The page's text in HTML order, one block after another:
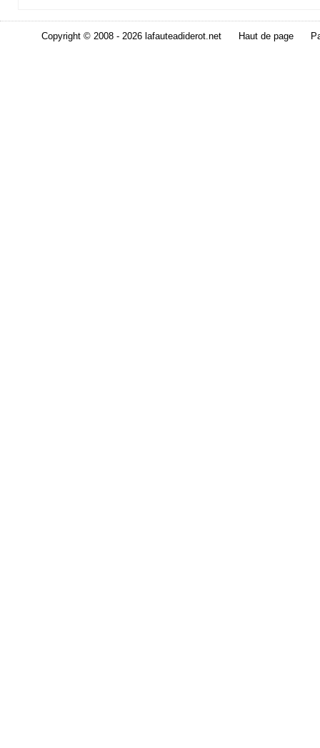
Copyright © 2008 - 2026 lafauteadiderot.net Haut de page